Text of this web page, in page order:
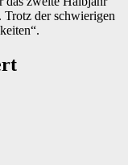
Trotz der schwierigen